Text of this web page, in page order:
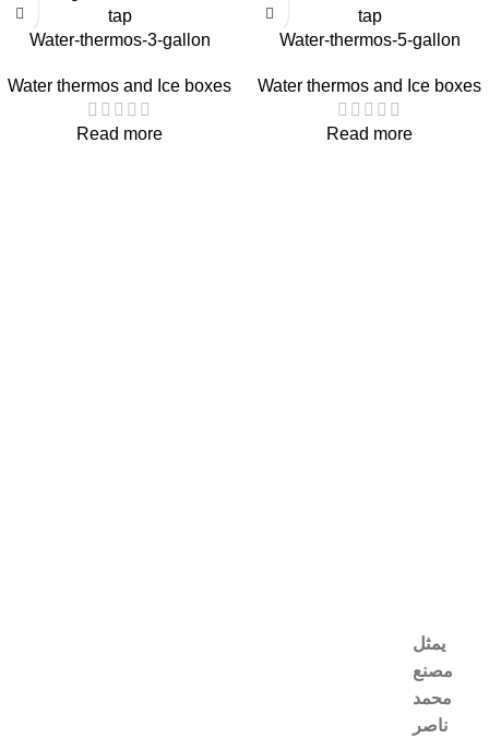
Water-thermos-3-gallon
Water thermos and Ice boxes
Read more
Water-thermos-5-gallon
Water thermos and Ice boxes
Read more
يمثل
مصنع
محمد
ناصر